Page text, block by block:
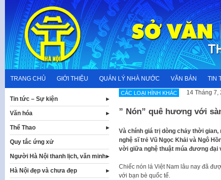
content
TRANG CHỦ GIỚI THIỆU QUẢN LÝ NHÀ NƯỚC VĂN BẢN TIN
CÁC LOẠI HÌNH KHÁC 14 Tháng 7,
” Nón” quê hương với
Và chính giá trị dòng chảy thời gian,
nghệ sĩ trẻ Vũ Ngọc Khải và Ngô
vời giữa nghệ thuật múa đương đại
Chiếc nón lá Việt Nam lâu nay đã
với bạn bè quốc tế.
Tin tức – Sự kiện
Văn hóa
Thể Thao
Quy tắc ứng xử
Người Hà Nội thanh lịch, văn minh
Hà Nội đẹp và chưa đẹp